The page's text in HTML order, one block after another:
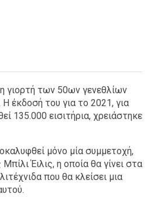
γιορτή των 50ων γενεθλίων
έκδοσή του για το 2021, για
135.000 εισιτήρια, χρειάστηκε
μόνο μία συμμετοχή,
Έιλις, η οποία θα γίνει στα
που θα κλείσει μια